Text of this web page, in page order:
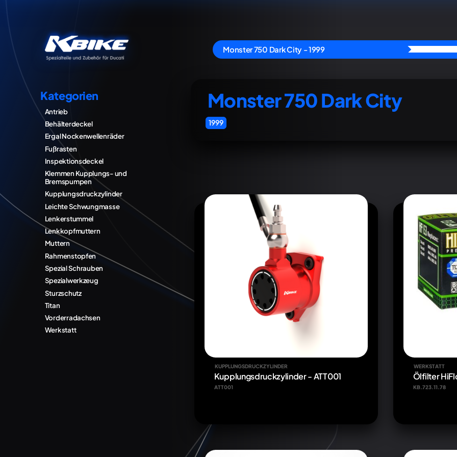
Monster 750 Dark City - 1999
Kategorien
Antrieb
Behälterdeckel
Ergal Nockenwellenräder
Fußrasten
Inspektionsdeckel
Klemmen Kupplungs- und
Bremspumpen
Kupplungsdruckzylinder
Leichte Schwungmasse
Lenkerstummel
Lenkkopfmuttern
Muttern
Rahmenstopfen
Spezial Schrauben
Spezialwerkzeug
Sturzschutz
Titan
Vorderradachsen
Werkstatt
Monster 750 Dark City
1999
KUPPLUNGSDRUCKZYLINDER
Kupplungsdruckzylinder - ATT001
ATT001
WERKSTATT
Ölfilter
KB.723.11.78